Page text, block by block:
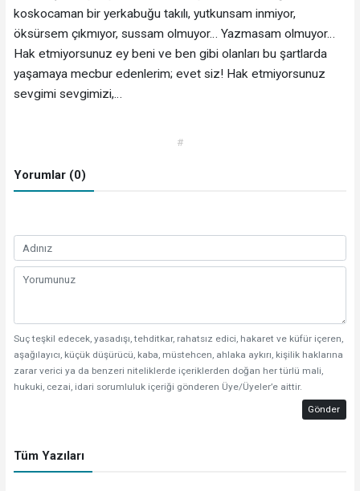
koskocaman bir yerkabuğu takılı, yutkunsam inmiyor,
öksürsem çıkmıyor, sussam olmuyor… Yazmasam olmuyor…
Hak etmiyorsunuz ey beni ve ben gibi olanları bu şartlarda
yaşamaya mecbur edenlerim; evet siz! Hak etmiyorsunuz
sevgimi sevgimizi,…
#
Yorumlar (0)
Suç teşkil edecek, yasadışı, tehditkar, rahatsız edici, hakaret ve küfür içeren,
aşağılayıcı, küçük düşürücü, kaba, müstehcen, ahlaka aykırı, kişilik haklarına
zarar verici ya da benzeri niteliklerde içeriklerden doğan her türlü mali,
hukuki, cezai, idari sorumluluk içeriği gönderen Üye/Üyeler’e aittir.
Gönder
Tüm Yazıları